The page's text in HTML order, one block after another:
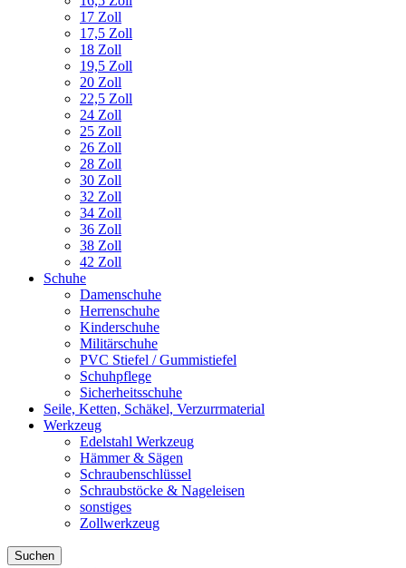
17 Zoll
17,5 Zoll
18 Zoll
19,5 Zoll
20 Zoll
22,5 Zoll
24 Zoll
25 Zoll
26 Zoll
28 Zoll
30 Zoll
32 Zoll
34 Zoll
36 Zoll
38 Zoll
42 Zoll
Schuhe
Damenschuhe
Herrenschuhe
Kinderschuhe
Militärschuhe
PVC Stiefel / Gummistiefel
Schuhpflege
Sicherheitsschuhe
Seile, Ketten, Schäkel, Verzurrmaterial
Werkzeug
Edelstahl Werkzeug
Hämmer & Sägen
Schraubenschlüssel
Schraubstöcke & Nageleisen
sonstiges
Zollwerkzeug
Suchen